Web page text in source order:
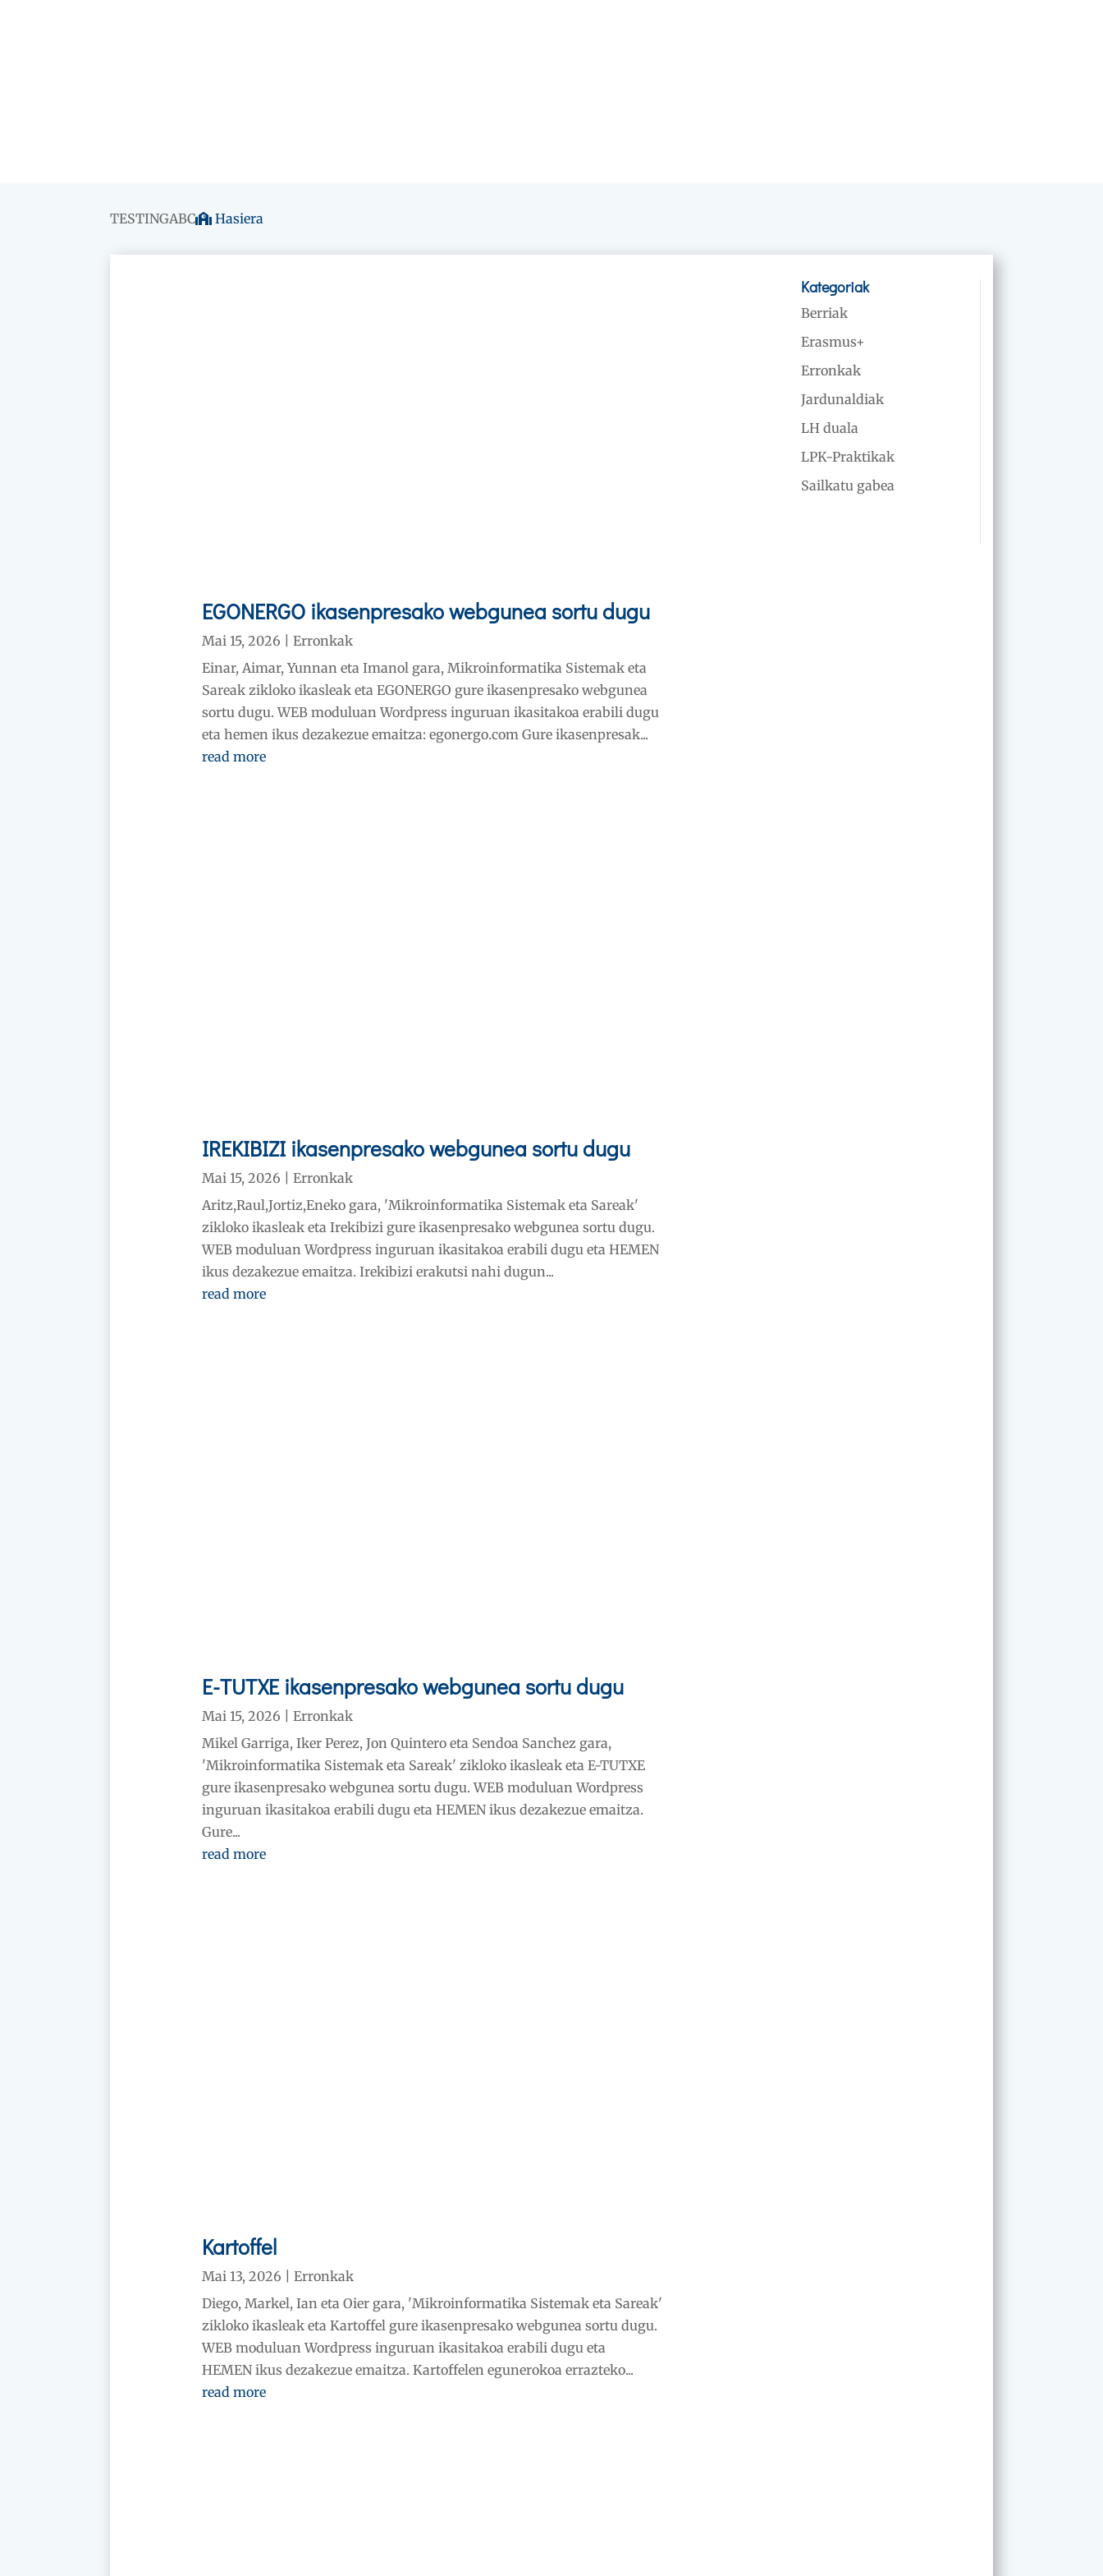
TESTINGABC Hasiera
EGONERGO ikasenpresako webgunea sortu dugu
Mai 15, 2026
Erronkak
Einar, Aimar, Yunnan eta Imanol gara, Mikroinformatika Sistemak eta
Sareak zikloko ikasleak eta EGONERGO gure ikasenpresako webgunea
sortu dugu. WEB moduluan Wordpress inguruan ikasitakoa erabili dugu
eta hemen ikus dezakezue emaitza: egonergo.com Gure ikasenpresak...
read more
IREKIBIZI ikasenpresako webgunea sortu dugu
Mai 15, 2026
Erronkak
Aritz,Raul,Jortiz,Eneko gara, 'Mikroinformatika Sistemak eta Sareak'
zikloko ikasleak eta Irekibizi gure ikasenpresako webgunea sortu dugu.
WEB moduluan Wordpress inguruan ikasitakoa erabili dugu eta HEMEN
ikus dezakezue emaitza. Irekibizi erakutsi nahi dugun...
read more
E-TUTXE ikasenpresako webgunea sortu dugu
Mai 15, 2026
Erronkak
Mikel Garriga, Iker Perez, Jon Quintero eta Sendoa Sanchez gara,
'Mikroinformatika Sistemak eta Sareak' zikloko ikasleak eta E-TUTXE
gure ikasenpresako webgunea sortu dugu. WEB moduluan Wordpress
inguruan ikasitakoa erabili dugu eta HEMEN ikus dezakezue emaitza.
Gure...
read more
Kartoffel
Mai 13, 2026
Erronkak
Diego, Markel, Ian eta Oier gara, 'Mikroinformatika Sistemak eta Sareak'
zikloko ikasleak eta Kartoffel gure ikasenpresako webgunea sortu dugu.
WEB moduluan Wordpress inguruan ikasitakoa erabili dugu eta
HEMEN ikus dezakezue emaitza. Kartoffelen egunerokoa errazteko...
read more
Kategoriak
Berriak
Erasmus+
Erronkak
Jardunaldiak
LH duala
LPK-Praktikak
Sailkatu gabea